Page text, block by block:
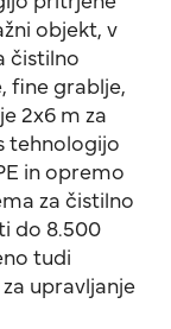
objekt, v
čistilno
fine grablje,
2x6 m za
tehnologijo
in opremo
za čistilno
do 8.500
tudi
upravljanje